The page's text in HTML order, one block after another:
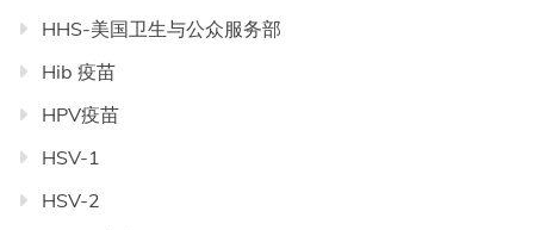
HHS-美国卫生与公众服务部
Hib 疫苗
HPV疫苗
HSV-1
HSV-2